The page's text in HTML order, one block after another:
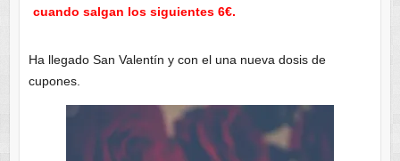
cuando salgan los siguientes 6€.
Ha llegado San Valentín y con el una nueva dosis de
cupones.